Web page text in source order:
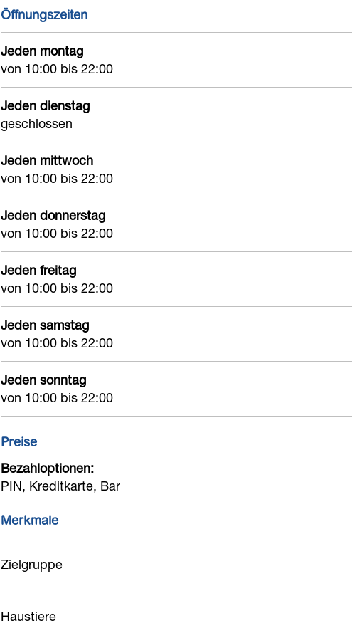
e
l
v
i
g
e
B
e
l
v
i
n
g
d
e
B
e
e
v
i
n
B
e
l
e
i
n
g
j
d
e
B
e
v
i
g
Öffnungszeiten
Jeden montag
von 10:00 bis 22:00
Jeden dienstag
geschlossen
Jeden mittwoch
von 10:00 bis 22:00
Jeden donnerstag
von 10:00 bis 22:00
Jeden freitag
von 10:00 bis 22:00
Jeden samstag
von 10:00 bis 22:00
Jeden sonntag
von 10:00 bis 22:00
Preise
Bezahloptionen:
PIN, Kreditkarte, Bar
Merkmale
Zielgruppe
Haustiere